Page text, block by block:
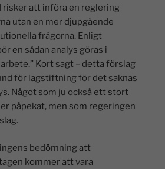
risker att införa en reglering
utan en mer djupgående
frågorna. Enligt
en sådan analys göras i
Kort sagt – detta förslag
för lagstiftning för det saknas
Något som ju också ett stort
påpekat, men som regeringen
bedömning att
kommer att vara